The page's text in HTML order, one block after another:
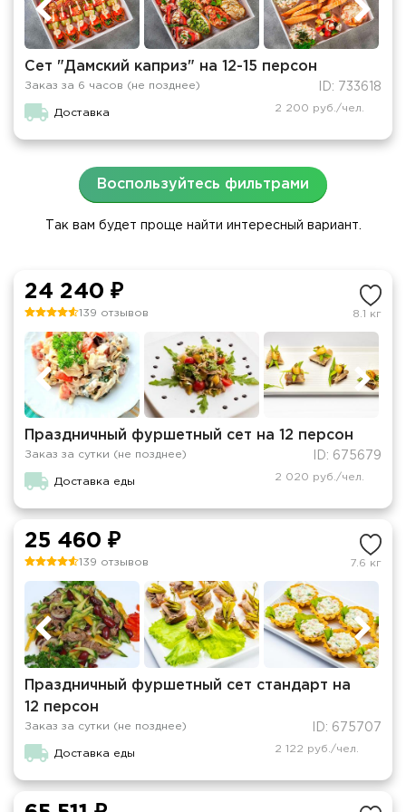
Сет "Дамский каприз" на 12-15 персон
Заказ за 6 часов (не позднее) ID: 733618
Доставка 2 200 руб./чел.
Воспользуйтесь фильтрами
Так вам будет проще найти интересный вариант.
24 240 ₽
139 отзывов 8.1 кг
Праздничный фуршетный сет на 12 персон
Заказ за сутки (не позднее) ID: 675679
Доставка еды 2 020 руб./чел.
25 460 ₽
139 отзывов 7.6 кг
Праздничный фуршетный сет стандарт на
12 персон
Заказ за сутки (не позднее) ID: 675707
Доставка еды 2 122 руб./чел.